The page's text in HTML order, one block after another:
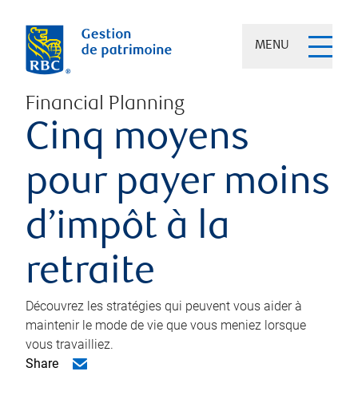
MENU
Financial Planning
Cinq moyens
pour payer moins
d’impôt à la
retraite
Découvrez les stratégies qui peuvent vous aider à
maintenir le mode de vie que vous meniez lorsque
vous travailliez.
Share